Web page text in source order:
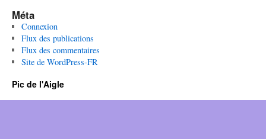
Méta
Connexion
Flux des publications
Flux des commentaires
Site de WordPress-FR
Pic de l'Aigle